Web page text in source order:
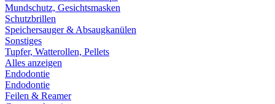
Mundschutz, Gesichtsmasken
Schutzbrillen
Speichersauger & Absaugkanülen
Sonstiges
Tupfer, Watterollen, Pellets
Alles anzeigen
Endodontie
Endodontie
Feilen & Reamer